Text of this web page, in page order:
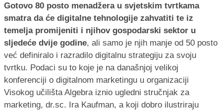
Gotovo 80 posto menadžera u svjetskim tvrtkama
smatra da će digitalne tehnologije zahvatiti te iz
temelja promijeniti i njihov gospodarski sektor u
sljedeće dvije godine, ali samo je njih manje od 50 posto
već definiralo i razradilo digitalnu strategiju za svoju
tvrtku. Podaci su to koje je na današnjoj velikoj
konferenciji o digitalnom marketingu u organizaciji
Visokog učilišta Algebra iznio ugledni stručnjak za
marketing, dr.sc. Ira Kaufman, a koji dobro ilustriraju